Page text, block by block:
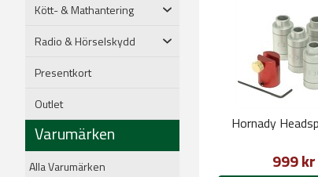
Kött- & Mathantering
Radio & Hörselskydd
Presentkort
Outlet
Varumärken
Alla Varumärken
Hornady
999 kr